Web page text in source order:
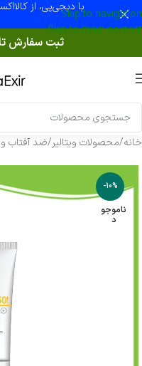
Skip to navigation
Skip to main content
با دیجی‌پی، از
ثبت سفارش
خانه/محصولات ویتالیر/ضد آفتاب
-10%
ناموجو
د